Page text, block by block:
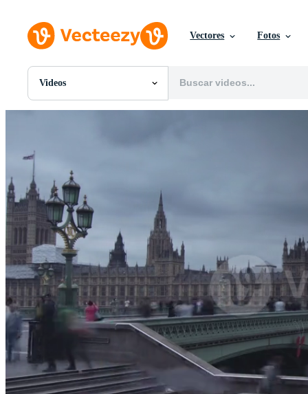
Vectores Fotos
Videos
Todas Imágenes
Plantillas
Vectores
Videos
Gráficos en Movimiento
Imágenes Editoriales
Eventos Editoriales